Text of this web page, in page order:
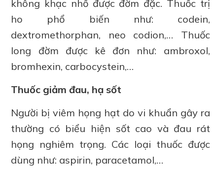
không khạc nhổ được đờm đặc. Thuốc trị
ho phổ biến như: codein,
dextromethorphan, neo codion,… Thuốc
long đờm được kê đơn như: ambroxol,
bromhexin, carbocystein,…
Thuốc giảm đau, hạ sốt
Người bị viêm họng hạt do vi khuẩn gây ra
thường có biểu hiện sốt cao và đau rát
họng nghiêm trọng. Các loại thuốc được
dùng như: aspirin, paracetamol,…